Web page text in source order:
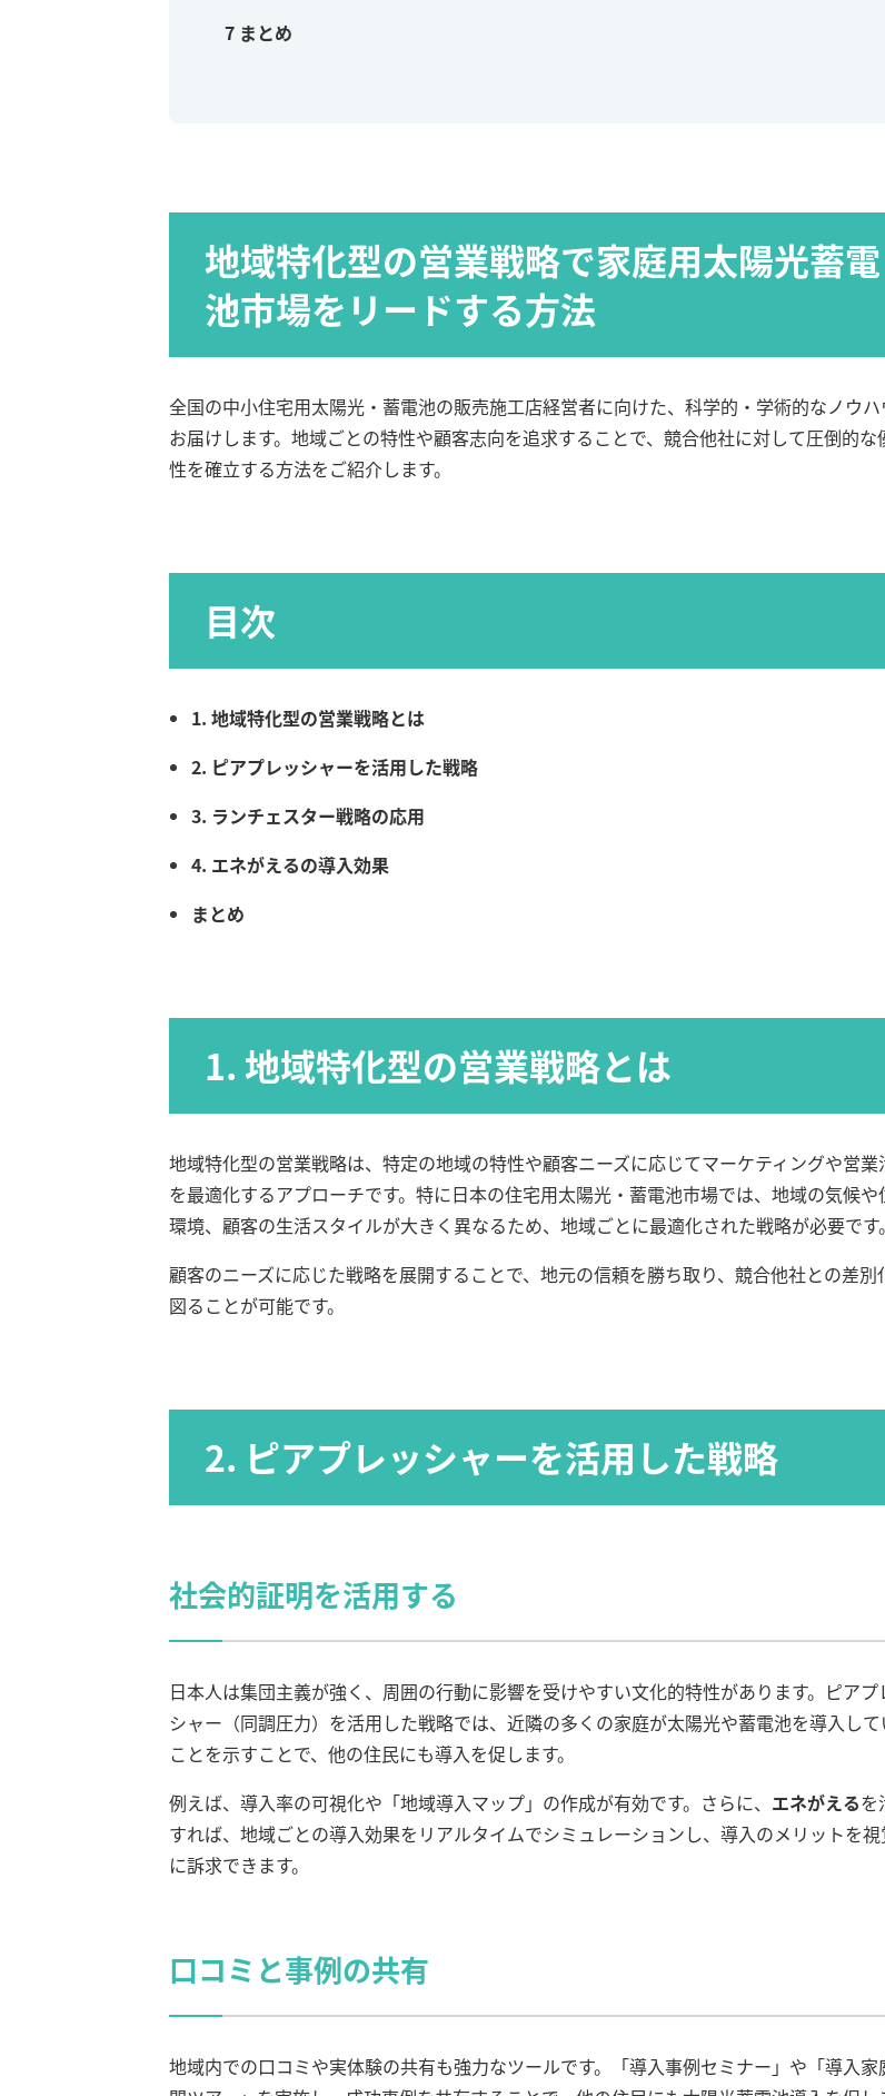
7 まとめ
地域特化型の営業戦略で家庭用太陽光蓄電
池市場をリードする方法
全国の中小住宅用太陽光・蓄電池の販売施工店経営者に向けた、科学的・学術的なノウハ
お届けします。地域ごとの特性や顧客志向を追求することで、競合他社に対して圧倒的な
性を確立する方法をご紹介します。
目次
1. 地域特化型の営業戦略とは
2. ピアプレッシャーを活用した戦略
3. ランチェスター戦略の応用
4. エネがえるの導入効果
まとめ
1. 地域特化型の営業戦略とは
地域特化型の営業戦略は、特定の地域の特性や顧客ニーズに応じてマーケティングや営業
を最適化するアプローチです。特に日本の住宅用太陽光・蓄電池市場では、地域の気候や
環境、顧客の生活スタイルが大きく異なるため、地域ごとに最適化された戦略が必要です。
顧客のニーズに応じた戦略を展開することで、地元の信頼を勝ち取り、競合他社との差別
図ることが可能です。
2. ピアプレッシャーを活用した戦略
社会的証明を活用する
日本人は集団主義が強く、周囲の行動に影響を受けやすい文化的特性があります。ピアプ
シャー（同調圧力）を活用した戦略では、近隣の多くの家庭が太陽光や蓄電池を導入して
ことを示すことで、他の住民にも導入を促します。
例えば、導入率の可視化や「地域導入マップ」の作成が有効です。さらに、 エネがえるを
すれば、地域ごとの導入効果をリアルタイムでシミュレーションし、導入のメリットを視
に訴求できます。
口コミと事例の共有
地域内での口コミや実体験の共有も強力なツールです。「導入事例セミナー」や「導入家